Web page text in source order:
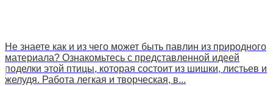
Не знаете как и из чего может быть павлин из природного
материала? Ознакомьтесь с представленной идеей
поделки этой птицы, которая состоит из шишки, листьев и
желудя. Работа легкая и творческая, в...